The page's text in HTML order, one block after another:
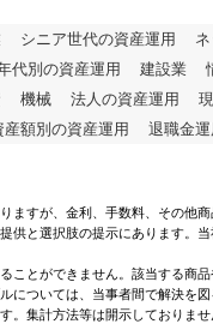
シニア世代の資産運用
代別の資産運用 建設業
機械 法人の資産運用
産額別の資産運用 退職金運
すが、金利、手数料、その他
供と選択肢の提示にあります
とができません。該当する商
ついては、当事者間で解決を
。集計方法等は開示しておりませ